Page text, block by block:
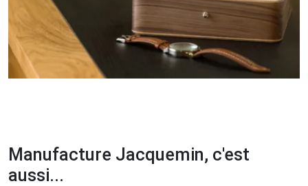
Manufacture Jacquemin, c'est
aussi...